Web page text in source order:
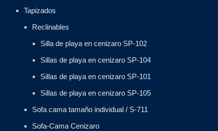
Tapizados
Reclinables
Silla de playa en cenizaro SP-102
Sillas de playa en cenizaro SP-104
Sillas de playa en cenizaro SP-101
Sillas de playa en cenizaro SP-105
Sofa cama tamaño individual / S-711
Sofa-Cama Cenizaro